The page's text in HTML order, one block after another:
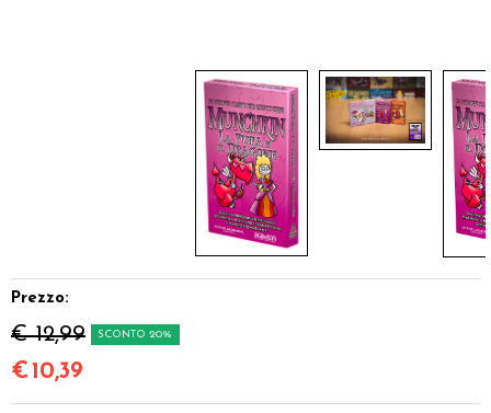
Prezzo:
€ 12,99 SCONTO 20%
€ 10,39